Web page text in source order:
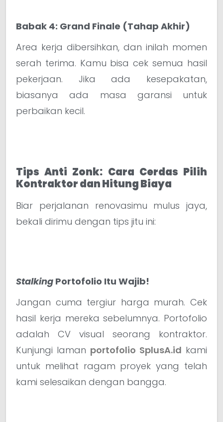
Babak 4: Grand Finale (Tahap Akhir)
Area kerja dibersihkan, dan inilah momen
serah terima. Kamu bisa cek semua hasil
pekerjaan. Jika ada kesepakatan,
biasanya ada masa garansi untuk
perbaikan kecil.
Tips Anti Zonk: Cara Cerdas Pilih
Kontraktor dan Hitung Biaya
Biar perjalanan renovasimu mulus jaya,
bekali dirimu dengan tips jitu ini:
Stalking Portofolio Itu Wajib!
Jangan cuma tergiur harga murah. Cek
hasil kerja mereka sebelumnya. Portofolio
adalah CV visual seorang kontraktor.
Kunjungi laman portofolio SplusA.id kami
untuk melihat ragam proyek yang telah
kami selesaikan dengan bangga.